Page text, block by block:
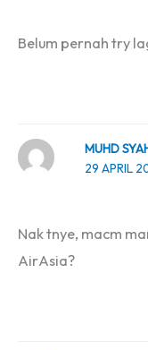
Belum pernah try
MUHD
29 APRIL
Nak tnye, macm
AirAsia?